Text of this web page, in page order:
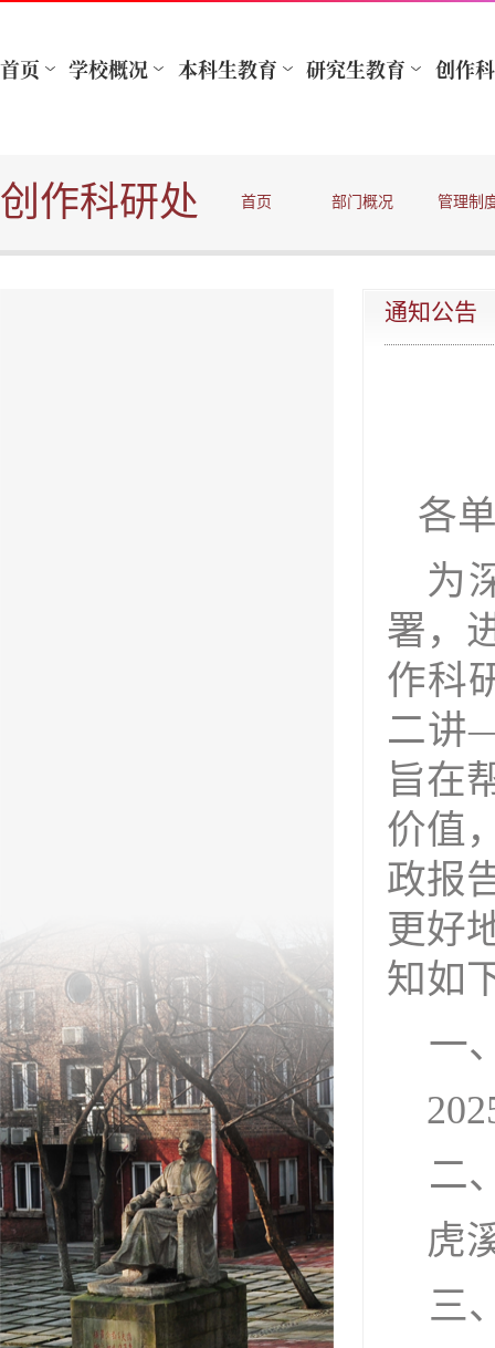
创作科研处 首页 部门概况 管理制
通知公告
各
为
署，
作科
二讲
旨在
价值
政报
更好
知如
一
二
虎
三